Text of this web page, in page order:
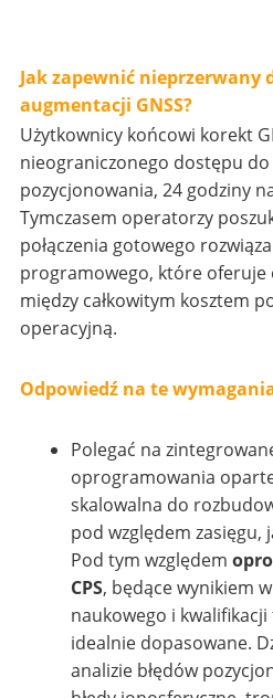
Jak zapewnić nieprzerwany
augmentacji GNSS?
Użytkownicy końcowi korekt
nieograniczonego dostępu do
pozycjonowania, 24 godziny
Tymczasem operatorzy
połączenia gotowego
programowego, które
między całkowitym kosztem
operacyjną.
Odpowiedź na te
Polegać na
oprogramowania
skalowalna do
pod względem zasięgu,
Pod tym względem
CPS, będące wynikiem
naukowego i
idealnie dopasowane.
analizie błędów